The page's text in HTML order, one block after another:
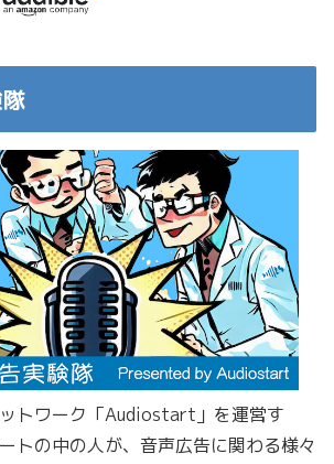
トワーク「Audiostart」を運営す
トの中の人が、音声広告に関わる様々